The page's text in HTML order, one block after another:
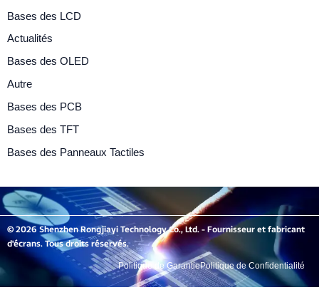
Bases des LCD
Actualités
Bases des OLED
Autre
Bases des PCB
Bases des TFT
Bases des Panneaux Tactiles
© 2026 Shenzhen Rongjiayi Technology Co., Ltd. - Fournisseur et fabricant
d'écrans. Tous droits réservés.
Politique de Confidentialité
Politique de Garantie